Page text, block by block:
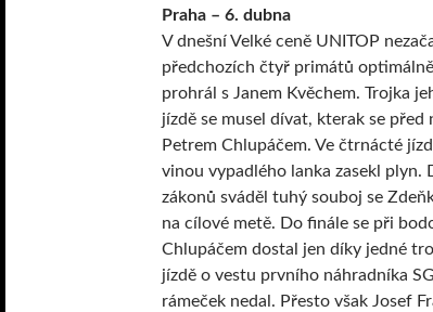
Praha – 6. dubna
V dnešní Velké ceně UNITOP
předchozích čtyř primátů
prohrál s Janem Kvěchem. Trojka
jízdě se musel dívat, kterak se
Petrem Chlupáčem. Ve čtrnácté
vinou vypadlého lanka zasekl plyn.
zákonů sváděl tuhý souboj se
na cílové metě. Do finále se při
Chlupáčem dostal jen díky jedné
jízdě o vestu prvního náhradníka
rámeček nedal. Přesto však Josef